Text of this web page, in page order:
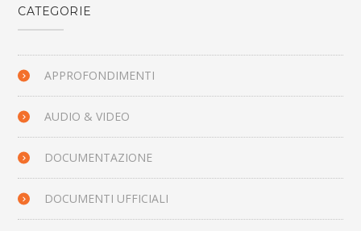
CATEGORIE
APPROFONDIMENTI
AUDIO & VIDEO
DOCUMENTAZIONE
DOCUMENTI UFFICIALI